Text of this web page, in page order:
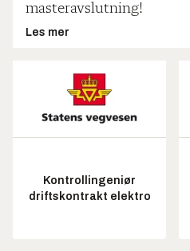
masteravslutning!
Les mer
Kontrollingeniør
driftskontrakt elektro